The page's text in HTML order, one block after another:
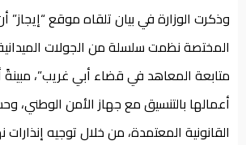
وذكرت الوزارة في بيان تلقاه موقع “إيجاز”
المختصة نظمت سلسلة من الجولات
متابعة المعاهد في قضاء أبي غريب”، مبينةً
أعمالها بالتنسيق مع جهاز الأمن الوطني،
القانونية المعتمدة، من خلال توجيه